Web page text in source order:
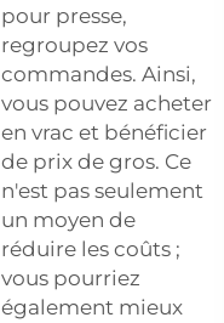
pour presse,
regroupez vos
commandes. Ainsi,
vous pouvez acheter
en vrac et bénéficier
de prix de gros. Ce
n'est pas seulement
un moyen de
réduire les coûts ;
vous pourriez
également mieux